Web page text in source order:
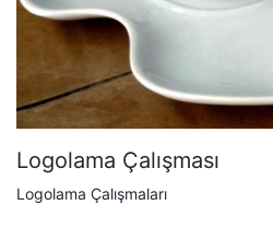
Logolama Çalışması
Logolama Çalışmaları